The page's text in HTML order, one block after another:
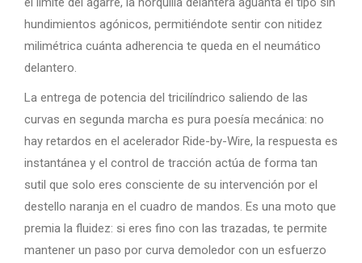
hundimientos agónicos, permitiéndote sentir con nitidez
milimétrica cuánta adherencia te queda en el neumático
delantero.
La entrega de potencia del tricilíndrico saliendo de las
curvas en segunda marcha es pura poesía mecánica: no
hay retardos en el acelerador Ride-by-Wire, la respuesta es
instantánea y el control de tracción actúa de forma tan
sutil que solo eres consciente de su intervención por el
destello naranja en el cuadro de mandos. Es una moto que
premia la fluidez: si eres fino con las trazadas, te permite
mantener un paso por curva demoledor con un esfuerzo